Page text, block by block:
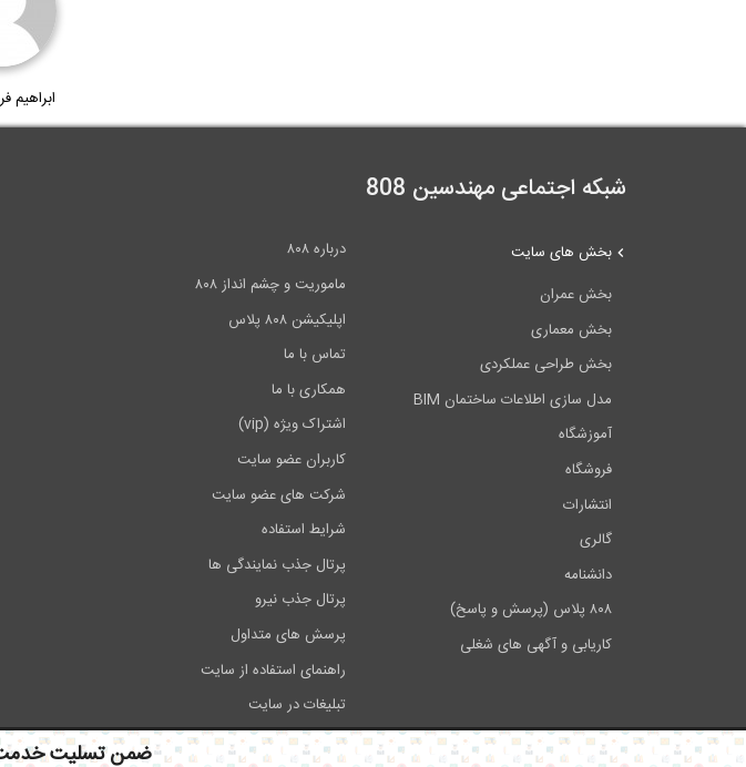
ضمن تسلیت خدمت
ابراهیم
شبکه اجتماعی مهندسین 808
درباره ۸۰۸
ماموریت و چشم انداز ۸۰۸
اپلیکیشن ۸۰۸ پلاس
تماس با ما
همکاری با ما
اشتراک ویژه (vip)
کاربران عضو سایت
شرکت های عضو سایت
شرایط استفاده
پرتال جذب نمایندگی ها
پرتال جذب نیرو
پرسش های متداول
راهنمای استفاده از سایت
تبلیغات در سایت
بخش های سایت
بخش عمران
بخش معماری
بخش طراحی عملکردی
مدل سازی اطلاعات ساختمان BIM
آموزشگاه
فروشگاه
انتشارات
گالری
دانشنامه
۸۰۸ پلاس (پرسش و پاسخ)
کاریابی و آگهی های شغلی